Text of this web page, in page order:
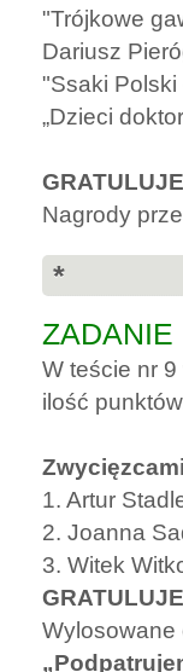
"Trójkowe
Dariusz
"Ssaki Polski
„Dzieci
Nagrody
*
ZADANIE
W teście nr 9
ilość
1. Artur
2. Joanna
3. Witek
Wylosowane